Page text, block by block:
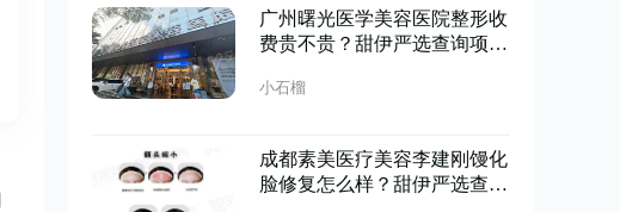
广州曙光医学美容医院整形收
费贵不贵？甜伊严选查询项目
小石榴
成都素美医疗美容李建刚馒化
脸修复怎么样？甜伊严选查阅